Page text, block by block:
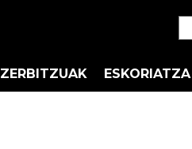
ZERBITZUAK ESKORIATZA